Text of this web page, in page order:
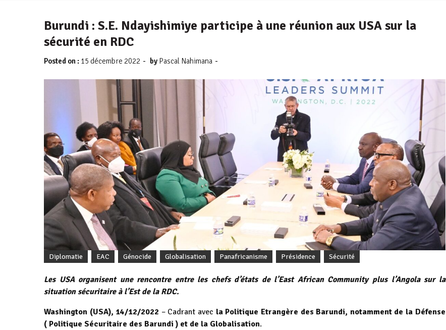
Burundi : S.E. Ndayishimiye participe à une réunion aux USA sur la
sécurité en RDC
Posted on : 15 décembre 2022 - by Pascal Nahimana -
Diplomatie EAC Génocide Globalisation Panafricanisme Présidence Sécurité
Les USA organisent une rencontre entre les chefs d’états de l’East African Community plus l’Angola sur la
situation sécuritaire à l’Est de la RDC.
Washington (USA), 14/12/2022 – Cadrant avec la Politique Etrangère des Barundi, notamment de la Défense
( Politique Sécuritaire des Barundi ) et de la Globalisation.